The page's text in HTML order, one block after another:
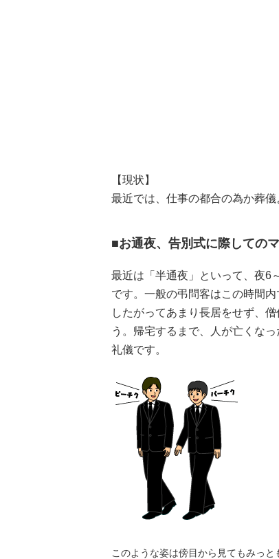
【現状】
最近では、仕事の都合の為か葬
■お通夜、告別式に際しての
最近は「半通夜」といって、夜6
です。一般の弔問客はこの時間
したがってあまり長居をせず、
う。帰宅するまで、人が亡くな
礼儀です。
このような姿は傍目から見てもみっと